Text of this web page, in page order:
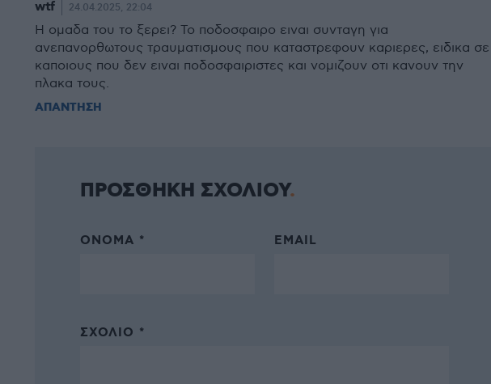
wtf 24.04.2025, 22:04
Η ομαδα του το ξερει? Το ποδοσφαιρο ειναι συνταγη για
ανεπανορθωτους τραυματισμους που καταστρεφουν καριερες, ειδικα σε
καποιους που δεν ειναι ποδοσφαιριστες και νομιζουν οτι κανουν την
πλακα τους.
ΑΠΑΝΤΗΣΗ
ΠΡΟΣΘΗΚΗ ΣΧΟΛΙΟΥ
ΌΝΟΜΑ * EMAIL
ΣΧΌΛΙΟ *